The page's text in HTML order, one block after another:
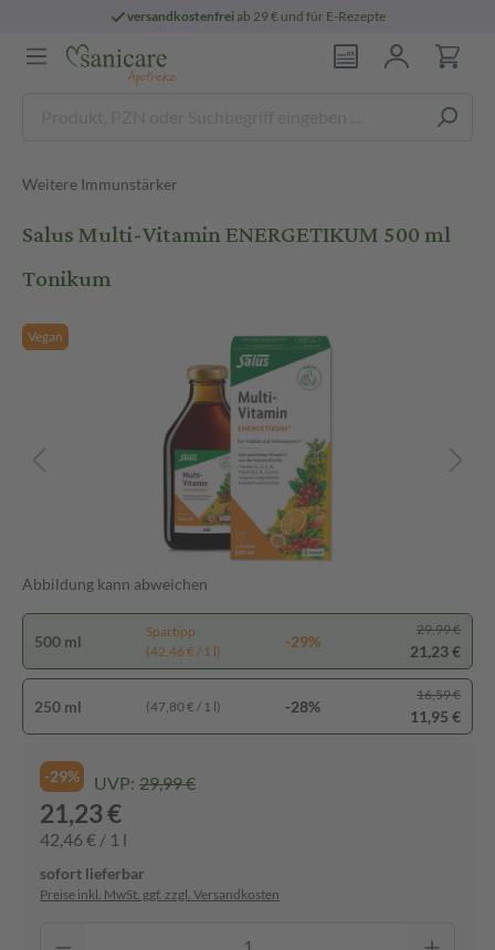
versandkostenfreiab 29 € und für E-Rezepte
Weitere Immunstärker
Salus Multi-Vitamin ENERGETIKUM 500 ml
Tonikum
Vegan
Abbildung kann abweichen
500 ml
Spartipp
(42,46 € / 1 l)
-29%
29,99 €
21,23 €
250 ml (47,80 € / 1 l) -28%
16,59 €
11,95 €
-29% UVP: 29,99 €
21,23 €
42,46 € / 1 l
sofort lieferbar
Preise inkl. MwSt. ggf. zzgl. Versandkosten